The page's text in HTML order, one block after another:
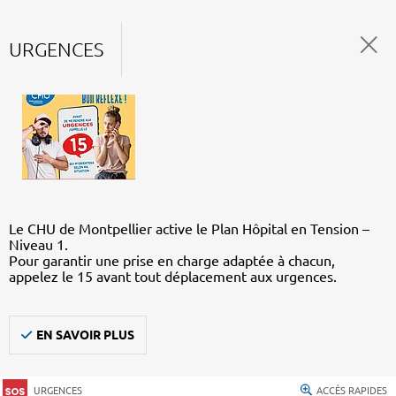
URGENCES
Le CHU de Montpellier active le Plan Hôpital en Tension –
Niveau 1.
Pour garantir une prise en charge adaptée à chacun,
appelez le 15 avant tout déplacement aux urgences.
EN SAVOIR PLUS
URGENCES ACCÈS RAPIDES